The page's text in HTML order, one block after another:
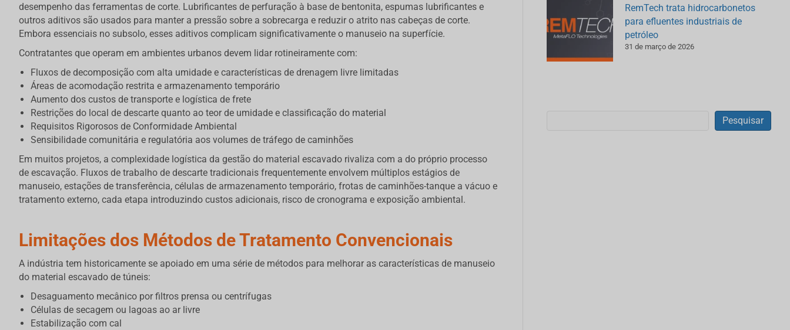
desempenho das ferramentas de corte. Lubrificantes de perfuração à base de bentonita, espumas lubrificantes e
outros aditivos são usados para manter a pressão sobre a sobrecarga e reduzir o atrito nas cabeças de corte.
Embora essenciais no subsolo, esses aditivos complicam significativamente o manuseio na superfície.
Contratantes que operam em ambientes urbanos devem lidar rotineiramente com:
Fluxos de decomposição com alta umidade e características de drenagem livre limitadas
Áreas de acomodação restrita e armazenamento temporário
Aumento dos custos de transporte e logística de frete
Restrições do local de descarte quanto ao teor de umidade e classificação do material
Requisitos Rigorosos de Conformidade Ambiental
Sensibilidade comunitária e regulatória aos volumes de tráfego de caminhões
Em muitos projetos, a complexidade logística da gestão do material escavado rivaliza com a do próprio processo
de escavação. Fluxos de trabalho de descarte tradicionais frequentemente envolvem múltiplos estágios de
manuseio, estações de transferência, células de armazenamento temporário, frotas de caminhões-tanque a vácuo e
tratamento externo, cada etapa introduzindo custos adicionais, risco de cronograma e exposição ambiental.
Limitações dos Métodos de Tratamento Convencionais
A indústria tem historicamente se apoiado em uma série de métodos para melhorar as características de manuseio
do material escavado de túneis:
Desaguamento mecânico por filtros prensa ou centrífugas
Células de secagem ou lagoas ao ar livre
Estabilização com cal
RemTech trata hidrocarbonetos
para efluentes industriais de
petróleo
31 de março de 2026
Pesquisar